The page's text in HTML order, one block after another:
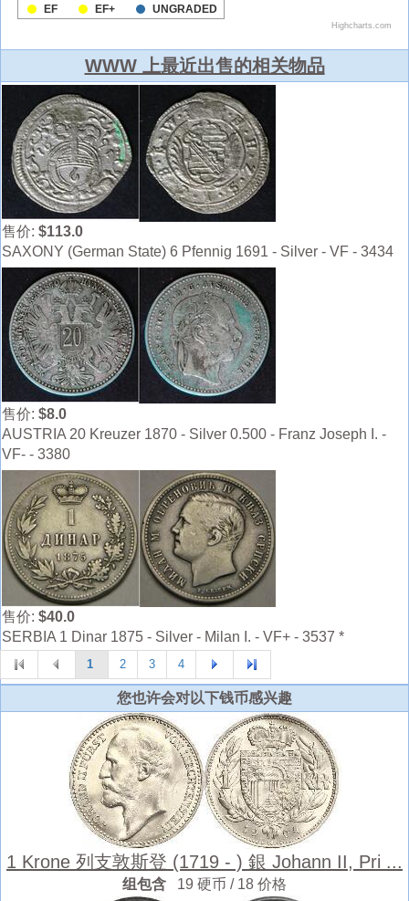
WWW 上最近出售的相关物品
售价: $113.0
SAXONY (German State) 6 Pfennig 1691 - Silver - VF - 3434
售价: $8.0
AUSTRIA 20 Kreuzer 1870 - Silver 0.500 - Franz Joseph I. -
VF- - 3380
售价: $40.0
SERBIA 1 Dinar 1875 - Silver - Milan I. - VF+ - 3537 *
1 2 3 4
您也许会对以下钱币感兴趣
1 Krone 列支敦斯登 (1719 - ) 銀 Johann II, Pri ...
组包含 19 硬币 / 18 价格